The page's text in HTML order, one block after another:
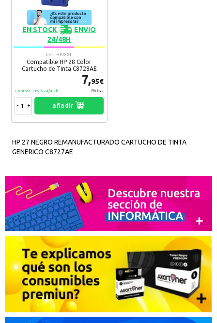
EN STOCK
ENVIO
24/48H
Ref.: HP28XL
Compatible HP 28 Color
Cartucho de Tinta C8728AE
7,95€
IVA Incl.
En stock. Envío 24/48 h
- + añadir
HP 27 NEGRO REMANUFACTURADO CARTUCHO DE TINTA
GENERICO C8727AE